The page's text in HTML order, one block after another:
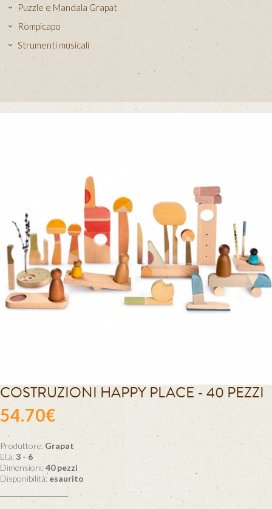
Puzzle e Mandala Grapat
Rompicapo
Strumenti musicali
COSTRUZIONI HAPPY PLACE - 40 PEZZI
54.70€
Produttore: Grapat
Età:3 - 6
Dimensioni:40 pezzi
Disponibilità: esaurito